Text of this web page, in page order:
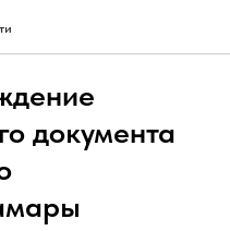
документа